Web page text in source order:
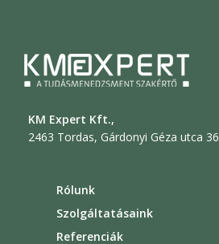
KM Expert Kft.,
2463 Tordas, Gárdonyi Géza utca
Rólunk
Szolgáltatásaink
Referenciák